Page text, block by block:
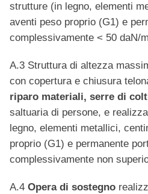
strutture (in legno, elementi
aventi peso proprio (G1) e
complessivamente < 50 daN/
A.3 Struttura di altezza
con copertura e chiusura
riparo materiali, serre di
saltuaria di persone, e
legno, elementi metallici,
proprio (G1) e permanente
complessivamente non
A.4 Opera di sostegno